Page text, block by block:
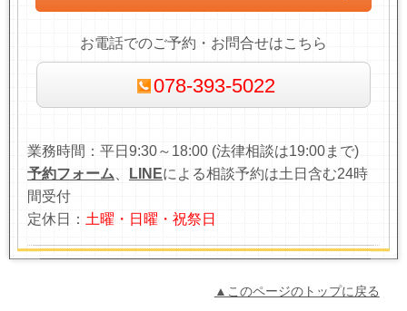
お電話でのご予約・お問合せはこちら
078-393-5022
業務時間：平日9:30～18:00 (法律相談は19:00まで)
予約フォーム
LINEによる相談予約は土日含む24時
間受付
定休日： 土曜・日曜・祝祭日
▲このページのトップに戻る